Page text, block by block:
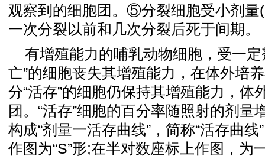
观察到的细胞团。⑤分裂细胞受小剂量
一次分裂以前和几次分裂后死于间期。
有增殖能力的哺乳动物细胞，受一
亡”的细胞丧失其增殖能力，在体外培
分“活存”的细胞仍保持其增殖能力，体
团。“活存”细胞的百分率随照射的剂量
构成“剂量一活存曲线”，简称“活存曲
作图为“S”形;在半对数座标上作图，为